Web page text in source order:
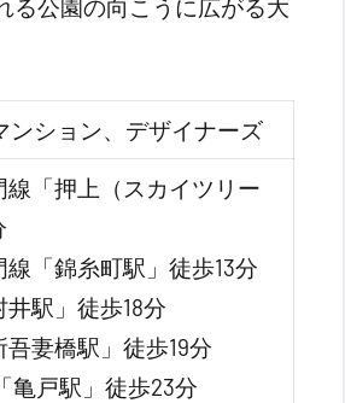
る公園の向こうに広がる大
ンション、デザイナーズ
「押上（スカイツリー
「錦糸町駅」徒歩13分
駅」徒歩18分
妻橋駅」徒歩19分
亀戸駅」徒歩23分